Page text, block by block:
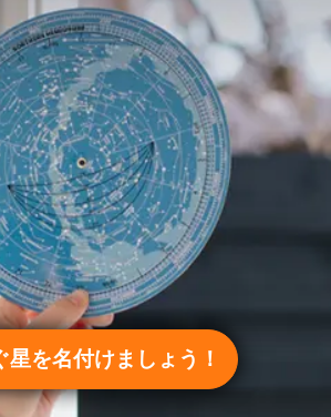
星を名付けましょう！